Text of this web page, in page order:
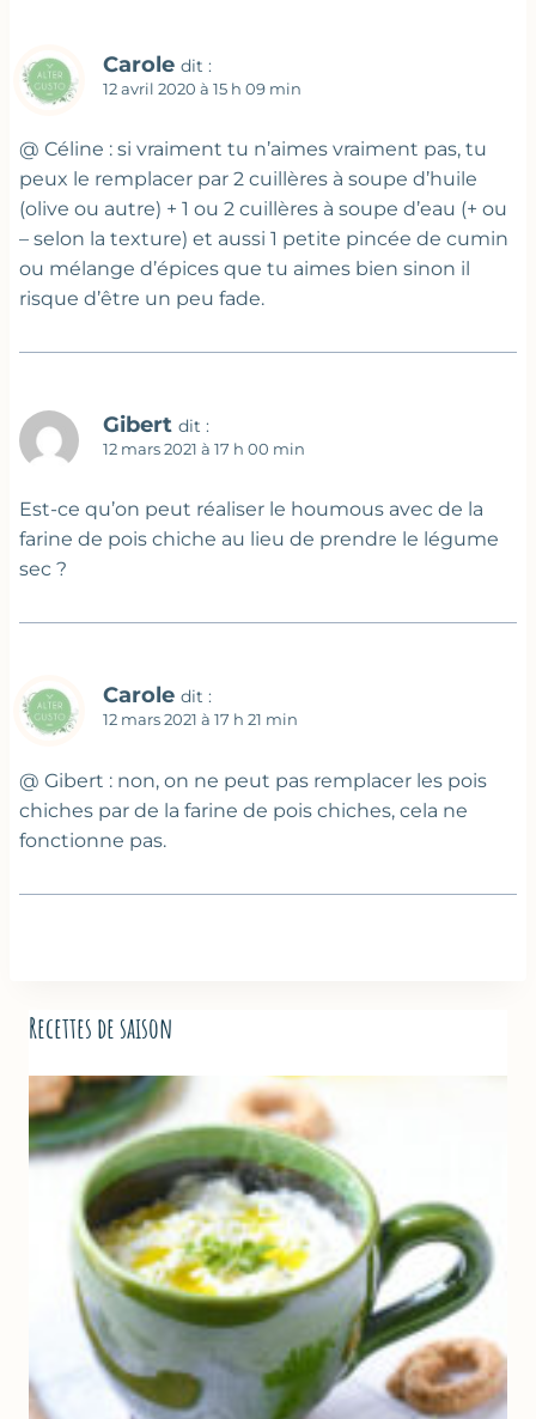
Carole dit :
12 avril 2020 à 15 h 09 min
@ Céline : si vraiment tu n’aimes vraiment pas, tu
peux le remplacer par 2 cuillères à soupe d’huile
(olive ou autre) + 1 ou 2 cuillères à soupe d’eau (+ ou
– selon la texture) et aussi 1 petite pincée de cumin
ou mélange d’épices que tu aimes bien sinon il
risque d’être un peu fade.
Gibert dit :
12 mars 2021 à 17 h 00 min
Est-ce qu’on peut réaliser le houmous avec de la
farine de pois chiche au lieu de prendre le légume
sec ?
Carole dit :
12 mars 2021 à 17 h 21 min
@ Gibert : non, on ne peut pas remplacer les pois
chiches par de la farine de pois chiches, cela ne
fonctionne pas.
Recettes de saison